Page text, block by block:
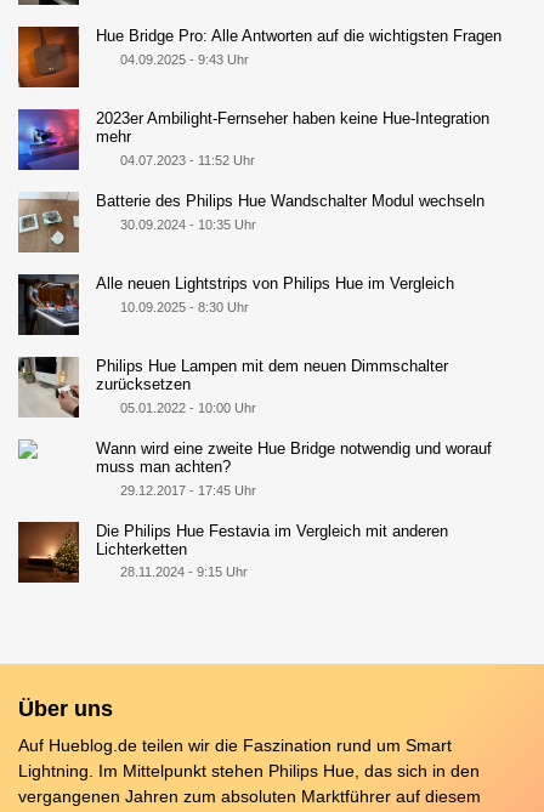
Hue Bridge Pro: Alle Antworten auf die wichtigsten Fragen
04.09.2025 - 9:43 Uhr
2023er Ambilight-Fernseher haben keine Hue-Integration
mehr
04.07.2023 - 11:52 Uhr
Batterie des Philips Hue Wandschalter Modul wechseln
30.09.2024 - 10:35 Uhr
Alle neuen Lightstrips von Philips Hue im Vergleich
10.09.2025 - 8:30 Uhr
Philips Hue Lampen mit dem neuen Dimmschalter
zurücksetzen
05.01.2022 - 10:00 Uhr
Wann wird eine zweite Hue Bridge notwendig und worauf
muss man achten?
29.12.2017 - 17:45 Uhr
Die Philips Hue Festavia im Vergleich mit anderen
Lichterketten
28.11.2024 - 9:15 Uhr
Über uns
Auf Hueblog.de teilen wir die Faszination rund um Smart
Lightning. Im Mittelpunkt stehen Philips Hue, das sich in den
vergangenen Jahren zum absoluten Marktführer auf diesem